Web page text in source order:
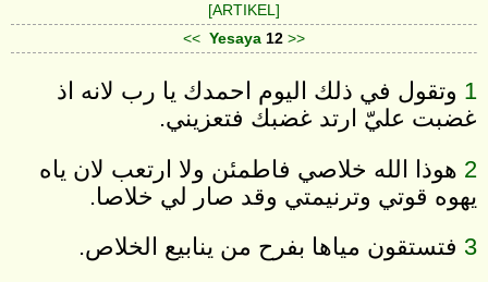
[ARTIKEL]
<< Yesaya 12 >>
1 وتقول في ذلك اليوم احمدك يا رب لانه اذ
غضبت عليّ ارتد غضبك فتعزيني.
2 هوذا الله خلاصي فاطمئن ولا ارتعب لان ياه
يهوه قوتي وترنيمتي وقد صار لي خلاصا.
3 فتستقون مياها بفرح من ينابيع الخلاص.